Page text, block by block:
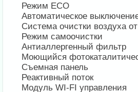
Режим ECO
Автоматическое
Система очистки воздуха
Режим самоочистки
Антиаллергенный фильтр
Моющийся
Съемная панель
Реактивный поток
Модуль WI-FI управления